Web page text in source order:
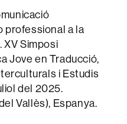
professional a la
XV Simposi
Jove en Traducció,
i Estudis
del 2025.
Vallès), Espanya.